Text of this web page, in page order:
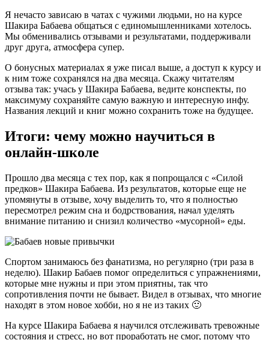
Я нечасто зависаю в чатах с чужими людьми, но на курсе
Шакира Бабаева общаться с единомышленниками хотелось.
Мы обменивались отзывами и результатами, поддерживали
друг друга, атмосфера супер.
О бонусных материалах я уже писал выше, а доступ к курсу и
к ним тоже сохранялся на два месяца. Скажу читателям
отзыва так: учась у Шакира Бабаева, ведите конспекты, по
максимуму сохраняйте самую важную и интересную инфу.
Названия лекций и книг можно сохранить тоже на будущее.
Итоги: чему можно научиться в
онлайн-школе
Прошло два месяца с тех пор, как я попрощался с «Силой
предков» Шакира Бабаева. Из результатов, которые еще не
упомянуты в отзыве, хочу выделить то, что я полностью
пересмотрел режим сна и бодрствования, начал уделять
внимание питанию и снизил количество «мусорной» еды.
Спортом занимаюсь без фанатизма, но регулярно (три раза в
неделю). Шакир Бабаев помог определиться с упражнениями,
которые мне нужны и при этом приятны, так что
сопротивления почти не бывает. Видел в отзывах, что многие
находят в этом новое хобби, но я не из таких 🙂
На курсе Шакира Бабаева я научился отслеживать тревожные
состояния и стресс, но вот проработать не смог, потому что